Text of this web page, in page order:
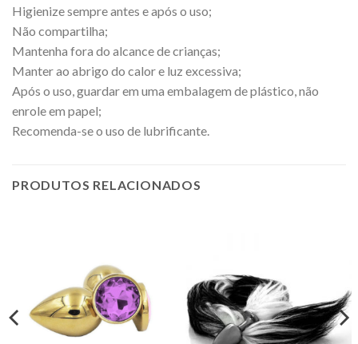
Higienize sempre antes e após o uso;
Não compartilha;
Mantenha fora do alcance de crianças;
Manter ao abrigo do calor e luz excessiva;
Após o uso, guardar em uma embalagem de plástico, não
enrole em papel;
Recomenda-se o uso de lubrificante.
PRODUTOS RELACIONADOS